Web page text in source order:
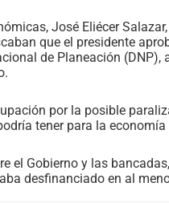
José Eliécer
que el presidente
de Planeación
por la posible
tener para la economía
el Gobierno y las
desfinanciado en al